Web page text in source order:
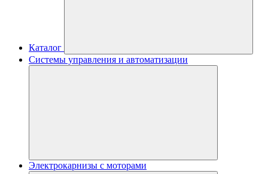
Каталог
Системы управления и автоматизации
Электрокарнизы с моторами